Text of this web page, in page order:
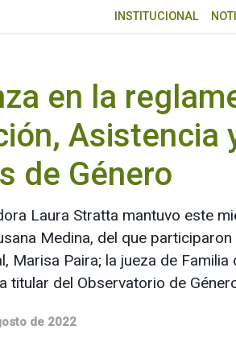
INSTITUCIONAL
en la
Asistencia
de Género
Laura Stratta mantuvo este
Medina, del que
Marisa Paira; la jueza de
titular del Observatorio de
de 2022